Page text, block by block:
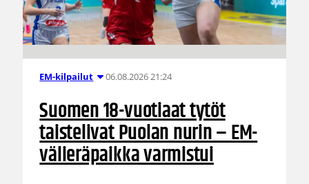
EM-kilpailut 06.08.2026 21:24
Suomen 18-vuotiaat tytöt
taistelivat Puolan nurin – EM-
välieräpaikka varmistui